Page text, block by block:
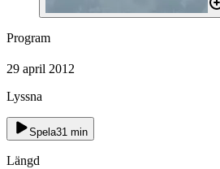
Program
29 april 2012
Lyssna
Spela31 min
Längd